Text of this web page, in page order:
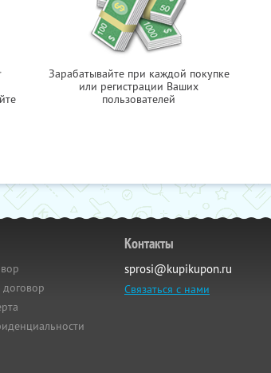
Зарабатывайте при каждой покупке
или регистрации Ваших
пользователей
Контакты
sprosi@kupikupon.ru
Связаться с нами